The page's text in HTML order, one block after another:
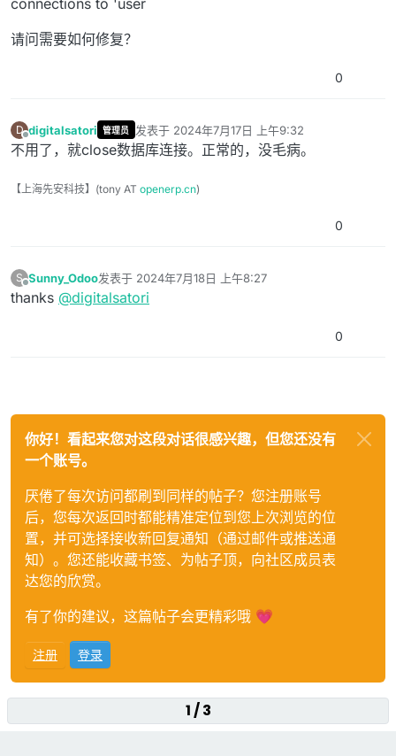
connections to 'user
请问需要如何修复？
0
D
离线
digitalsatori 管理员 发表于 2024年7月17日 上午9:32
最后由 编辑
不用了，就close数据库连接。正常的，没毛病。
【上海先安科技】(tony AT openerp.cn)
0
S
离线
Sunny_Odoo发表于 2024年7月18日 上午8:27
最后由 Sunny_Odoo 编辑 2024年7月18日 上午1:27
thanks @digitalsatori
0
你好！看起来您对这段对话很感兴趣，但您还没有
一个账号。
厌倦了每次访问都刷到同样的帖子？您注册账号
后，您每次返回时都能精准定位到您上次浏览的位
置，并可选择接收新回复通知（通过邮件或推送通
知）。您还能收藏书签、为帖子顶，向社区成员表
达您的欣赏。
有了你的建议，这篇帖子会更精彩哦 💗
注册 登录
1 / 3